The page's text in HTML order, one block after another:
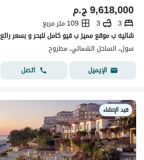
ج.م9,618,000
3
3
109 متر مربع
شاليه ب موقع مميز ب فيو كامل للبحر و بسعر رائع
سول، الساحل الشمالي، مطروح
الإيميل
اتصل
قيد الإنشاء